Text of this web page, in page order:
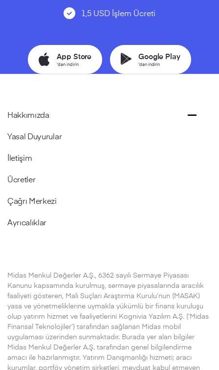
1,5 USD İşlem Ücreti
App Store
'dan indirin
Google Play
'dan indirin
Hakkımızda
Yasal Duyurular
İletişim
Ücretler
Çağrı Merkezi
Ayrıcalıklar
Midas Menkul Değerler A.Ş., 6362 sayılı Sermaye Piyasası
Kanunu kapsamında kurulmuş, sermaye piyasalarında aracılık
faaliyeti gösteren, Mali Suçları Araştırma Kurulu’nun (MASAK)
yasa ve yönetmeliklerine uymakla yükümlü bir finans kuruluşu
olup yatırım hizmet ve faaliyetlerini Kognivia Yazılım A.Ş. (‘Midas
Finansal Teknolojiler’) tarafından sağlanan Midas mobil
uygulaması üzerinden sunmaktadır. Burada yer alan bilgiler
Midas Menkul Değerler A.Ş. tarafından genel bilgilendirme
amacı ile hazırlanmıştır. Yatırım Danışmanlığı hizmeti; aracı
kurumlar, portföy yönetim şirketleri, mevduat kabul etmeyen